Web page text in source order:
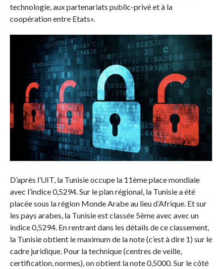
technologie, aux partenariats public-privé et à la
coopération entre Etats».
D’après l’UIT, la Tunisie occupe la 11ème place mondiale
avec l’indice 0,5294. Sur le plan régional, la Tunisie a été
placée sous la région Monde Arabe au lieu d’Afrique. Et sur
les pays arabes, la Tunisie est classée 5ème avec avec un
indice 0,5294. En rentrant dans les détails de ce classement,
la Tunisie obtient le maximum de la note (c’est à dire 1) sur le
cadre juridique. Pour la technique (centres de veille,
certification, normes), on obtient la note 0,5000. Sur le côté